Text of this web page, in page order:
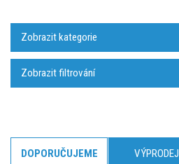
Zobrazit kategorie
Zobrazit filtrování
DOPORUČUJEME VÝPRODEJ